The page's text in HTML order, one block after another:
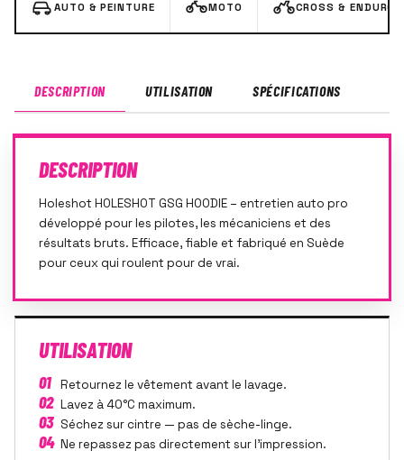
AUTO & PEINTURE MOTO CROSS & ENDURO
DESCRIPTION UTILISATION SPÉCIFICATIONS
DESCRIPTION
Holeshot HOLESHOT GSG HOODIE – entretien auto pro
développé pour les pilotes, les mécaniciens et des
résultats bruts. Efficace, fiable et fabriqué en Suède
pour ceux qui roulent pour de vrai.
UTILISATION
01 Retournez le vêtement avant le lavage.
02 Lavez à 40°C maximum.
03 Séchez sur cintre — pas de sèche-linge.
04 Ne repassez pas directement sur l'impression.